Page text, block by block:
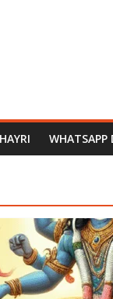
WHATSAPP